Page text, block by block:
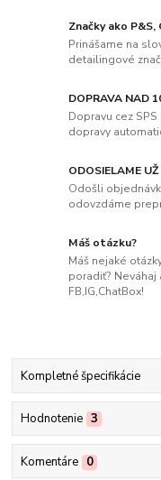
Značky ako
Prinášame na
detailingové
DOPRAVA NAD
Dopravu cez
dopravy
ODOSIELAME
Odošli
odovzdáme
Máš otázku?
Máš nejaké
poradiť?
FB,IG,ChatBox!
Kompletné špecifikácie
Hodnotenie 3
Komentáre 0